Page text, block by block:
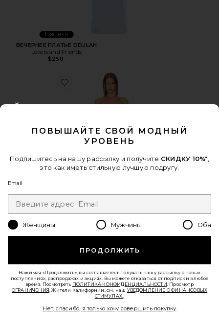
Новинки
ВЕЧЕРНЕЕ ПЛАТЬЕ DELILAH
Lovers and Friends
$250
Favorite ВЕЧЕРНЕЕ ПЛАТЬЕ BRIGGS
Лидер Продаж
Favorite ПЛАТЬЕ SHAI
ПОВЫШАЙТЕ СВОЙ МОДНЫЙ
УРОВЕНЬ
Подпишитесь на нашу рассылку и получите СКИДКУ 10%*
это как иметь стильную лучшую подругу.
Email
Женщины Мужчины Оба
ПРОДОЛЖИТЬ
Нажимая «Продолжить», вы соглашаетесь получать нашу рассылку о новых
поступлениях, распродажах и акциях. Вы можете отказаться от подписки в любое
время. Посмотреть ПОЛИТИКА КОНФИДЕНЦИАЛЬНОСТИ . Просмотр
ОГРАНИЧЕНИЯ . Жители Калифорнии, см. наш УВЕДОМЛЕНИЕ О ФИНАНСОВЫХ
СТИМУЛАХ.
Нет, спасибо, я только хочу совершить покупку